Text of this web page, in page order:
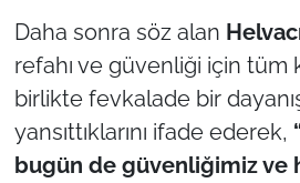
Daha sonra söz alan
refahı ve güvenliği için tüm
birlikte fevkalade bir
yansıttıklarını ifade ederek,
bugün de güvenliğimiz ve